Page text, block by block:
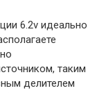
6.2v идеально
таким
делителем